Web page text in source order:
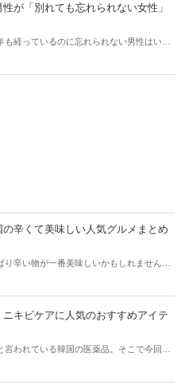
が「別れても忘れられない女性」
経っているのに忘れられない男性はいま
辛くて美味しい人気グルメまとめ
辛い物が一番美味しいかもしれません。
キビケアに人気のおすすめアイテ
われている韓国の医薬品。そこで今回は